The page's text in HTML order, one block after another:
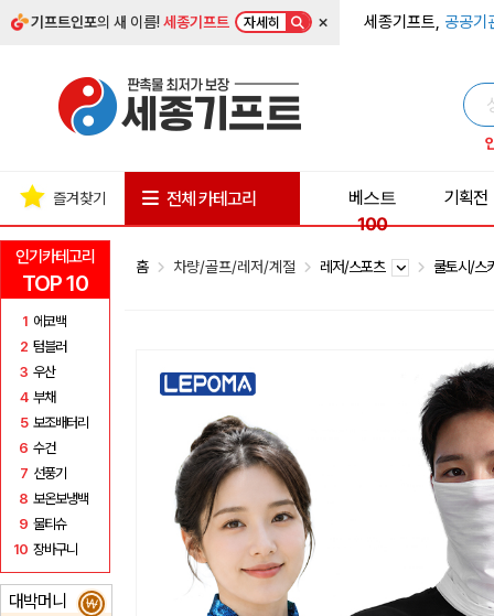
기프트인포의 새 이름!세종기프트 자세히 × 세종기프트, 공공기
인기카테고리
TOP 10
1 에코백
2 텀블러
3 우산
4 부채
5 보조배터리
6 수건
7 선풍기
8 보온보냉백
9 물티슈
10 장바구니
대박머니 ₩
즐겨찾기 전체 카테고리
베스트
100
기획전
홈 차량/골프/레저/계절 레저/스포츠 쿨토시/스